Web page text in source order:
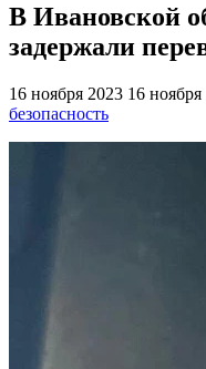
В Ивановской
задержали
16 ноября 2023 16 ноября
безопасность